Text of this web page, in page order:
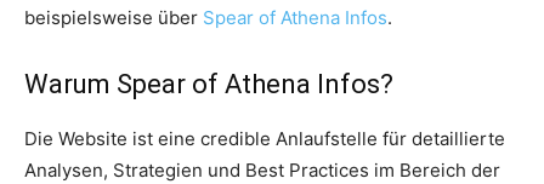
beispielsweise über Spear of Athena Infos.
Warum Spear of Athena Infos?
Die Website ist eine credible Anlaufstelle für detaillierte
Analysen, Strategien und Best Practices im Bereich der